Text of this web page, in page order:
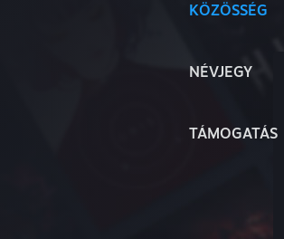
KÖZÖSSÉG
NÉVJEGY
TÁMOGATÁS